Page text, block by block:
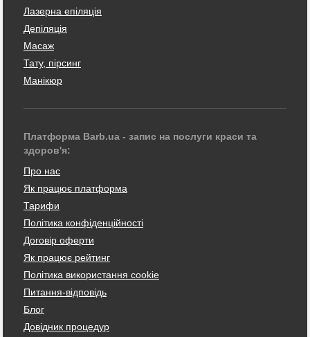
Лазерна епіляція
Депіляція
Масаж
Тату, пірсинг
Манікюр
Платформа Barb.ua - запис на послуги краси та
здоров'я:
Про нас
Як працює платформа
Тарифи
Політика конфіденційності
Договір оферти
Як працює рейтинг
Політика використання cookie
Питання-відповідь
Блог
Довідник процедур